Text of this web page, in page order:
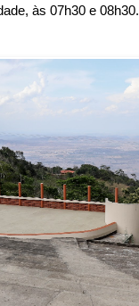
às 07h30 e 08h30.